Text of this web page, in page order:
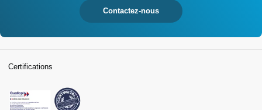
Contactez-nous
Certifications